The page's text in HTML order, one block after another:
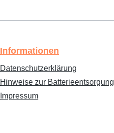
Informationen
Datenschutzerklärung
Hinweise zur Batterieentsorgung
Impressum